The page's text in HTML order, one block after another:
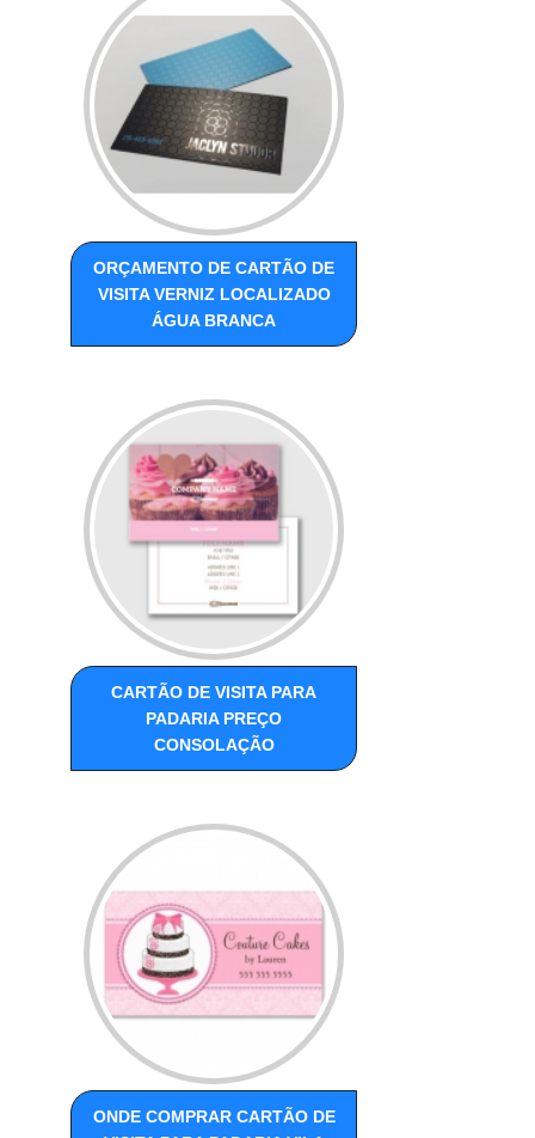
ORÇAMENTO DE CARTÃO DE
VISITA VERNIZ LOCALIZADO
ÁGUA BRANCA
CARTÃO DE VISITA PARA
PADARIA PREÇO
CONSOLAÇÃO
ONDE COMPRAR CARTÃO DE